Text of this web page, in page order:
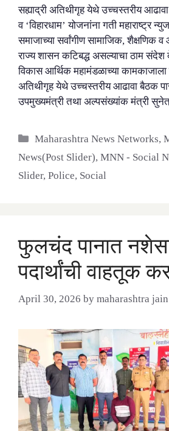
सह्याद्री अतिथीगृह येथे उच्चस्तरीय
व ‘विहारधाम’ योजनांना गती महाराष्ट्र
समाजाच्या सर्वांगीण सामाजिक, शैक्षणिक व
राज्य शासन कटिबद्ध असल्याचा ठाम
विकास आर्थिक महामंडळाच्या कामकाजाला
अतिथीगृह येथे उच्चस्तरीय आढावा बैठक
उपमुख्यमंत्री तथा अल्पसंख्यांक मंत्री
Categories
Maharashtra News Networks,
News(Post Slider), MNN - Social
Slider, Police, Social
फुलचंद पानात
पदार्थांची वाहतूक
April 30, 2026 by maharashtra